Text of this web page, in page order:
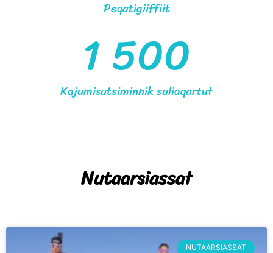
Peqatigiiffiit
Kajumisutsiminnik suliaqartut
1 500
Nutaarsiassat
NUTAARSIASSAT